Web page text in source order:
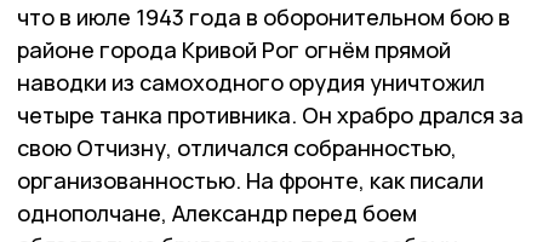
что в июле 1943 года в оборонительном бою в
районе города Кривой Рог огнём прямой
наводки из самоходного орудия уничтожил
четыре танка противника. Он храбро дрался за
свою Отчизну, отличался собранностью,
организованностью. На фронте, как писали
однополчане, Александр перед боем